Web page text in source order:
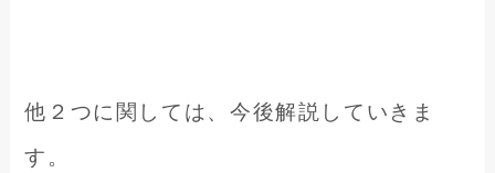
他２つに関しては、今後解説していきま
す。